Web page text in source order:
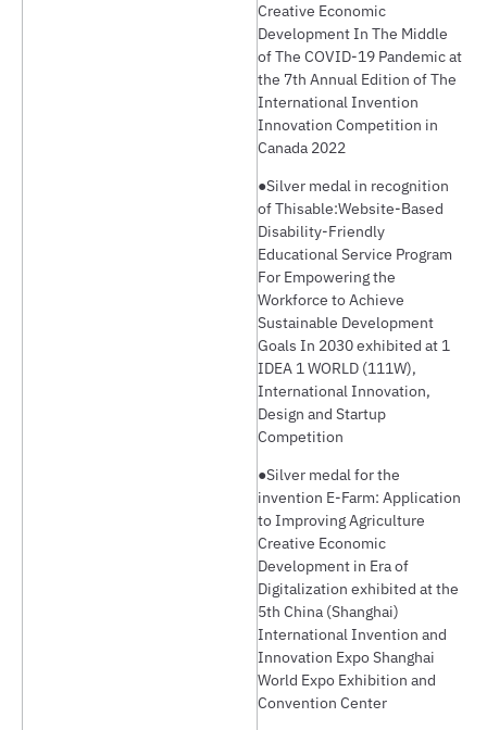
Creative Economic
Development In The Middle
of The COVID-19 Pandemic at
the 7th Annual Edition of The
International Invention
Innovation Competition in
Canada 2022
●Silver medal in recognition
of Thisable:Website-Based
Disability-Friendly
Educational Service Program
For Empowering the
Workforce to Achieve
Sustainable Development
Goals In 2030 exhibited at 1
IDEA 1 WORLD (111W),
International Innovation,
Design and Startup
Competition
●Silver medal for the
invention E-Farm: Application
to Improving Agriculture
Creative Economic
Development in Era of
Digitalization exhibited at the
5th China (Shanghai)
International Invention and
Innovation Expo Shanghai
World Expo Exhibition and
Convention Center